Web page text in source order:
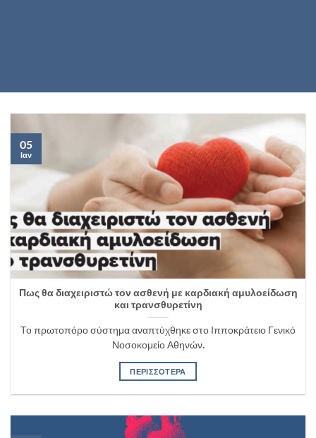
Πως θα διαχειριστώ τον ασθενή με καρδιακή αμυλοείδωση
και τρανσθυρετίνη
Το πρωτοπόρο σύστημα αναπτύχθηκε στο Ιπποκράτειο Γενικό
Νοσοκομείο Αθηνών.
ΠΕΡΙΣΣΟΤΕΡΑ
05
Ιαν